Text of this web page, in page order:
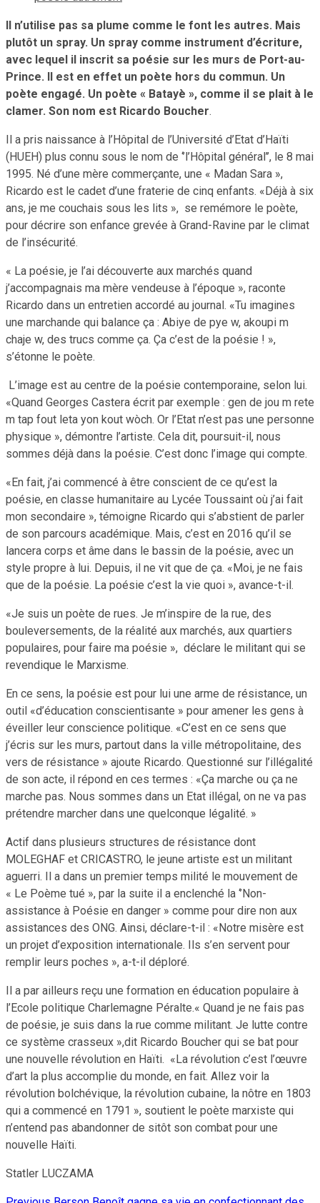
Il n’utilise pas sa plume comme le font les autres. Mais
plutôt un spray. Un spray comme instrument d’écriture,
avec lequel il inscrit sa poésie sur les murs de Port-au-
Prince. Il est en effet un poète hors du commun. Un
poète engagé. Un poète « Batayè », comme il se plait à le
clamer. Son nom est Ricardo Boucher.
Il a pris naissance à l’Hôpital de l’Université d’Etat d’Haïti
(HUEH) plus connu sous le nom de ‘’l’Hôpital général’’, le 8 mai
1995. Né d’une mère commerçante, une « Madan Sara »,
Ricardo est le cadet d’une fraterie de cinq enfants. «Déjà à six
ans, je me couchais sous les lits », se remémore le poète,
pour décrire son enfance grevée à Grand-Ravine par le climat
de l’insécurité.
« La poésie, je l’ai découverte aux marchés quand
j’accompagnais ma mère vendeuse à l’époque », raconte
Ricardo dans un entretien accordé au journal. «Tu imagines
une marchande qui balance ça : Abiye de pye w, akoupi m
chaje w, des trucs comme ça. Ça c’est de la poésie ! »,
s’étonne le poète.
L’image est au centre de la poésie contemporaine, selon lui.
«Quand Georges Castera écrit par exemple : gen de jou m rete
m tap fout leta yon kout wòch. Or l’Etat n’est pas une personne
physique », démontre l’artiste. Cela dit, poursuit-il, nous
sommes déjà dans la poésie. C’est donc l’image qui compte.
«En fait, j’ai commencé à être conscient de ce qu’est la
poésie, en classe humanitaire au Lycée Toussaint où j’ai fait
mon secondaire », témoigne Ricardo qui s’abstient de parler
de son parcours académique. Mais, c’est en 2016 qu’il se
lancera corps et âme dans le bassin de la poésie, avec un
style propre à lui. Depuis, il ne vit que de ça. «Moi, je ne fais
que de la poésie. La poésie c’est la vie quoi », avance-t-il.
«Je suis un poète de rues. Je m’inspire de la rue, des
bouleversements, de la réalité aux marchés, aux quartiers
populaires, pour faire ma poésie », déclare le militant qui se
revendique le Marxisme.
En ce sens, la poésie est pour lui une arme de résistance, un
outil «d’éducation conscientisante » pour amener les gens à
éveiller leur conscience politique. «C’est en ce sens que
j’écris sur les murs, partout dans la ville métropolitaine, des
vers de résistance » ajoute Ricardo. Questionné sur l’illégalité
de son acte, il répond en ces termes : «Ça marche ou ça ne
marche pas. Nous sommes dans un Etat illégal, on ne va pas
prétendre marcher dans une quelconque légalité. »
Actif dans plusieurs structures de résistance dont
MOLEGHAF et CRICASTRO, le jeune artiste est un militant
aguerri. Il a dans un premier temps milité le mouvement de
« Le Poème tué », par la suite il a enclenché la ‘’Non-
assistance à Poésie en danger » comme pour dire non aux
assistances des ONG. Ainsi, déclare-t-il : «Notre misère est
un projet d’exposition internationale. Ils s’en servent pour
remplir leurs poches », a-t-il déploré.
Il a par ailleurs reçu une formation en éducation populaire à
l’Ecole politique Charlemagne Péralte.« Quand je ne fais pas
de poésie, je suis dans la rue comme militant. Je lutte contre
ce système crasseux »,dit Ricardo Boucher qui se bat pour
une nouvelle révolution en Haïti. «La révolution c’est l’œuvre
d’art la plus accomplie du monde, en fait. Allez voir la
révolution bolchévique, la révolution cubaine, la nôtre en 1803
qui a commencé en 1791 », soutient le poète marxiste qui
n’entend pas abandonner de sitôt son combat pour une
nouvelle Haïti.
Statler LUCZAMA